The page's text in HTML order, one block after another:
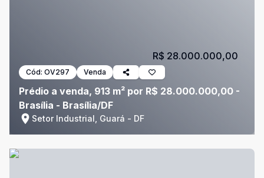
Cód: OV297 Venda
Prédio a venda, 913 m² por R$ 28.000.000,00 -
Brasília - Brasília/DF
Setor Industrial, Guará - DF
R$ 28.000.000,00